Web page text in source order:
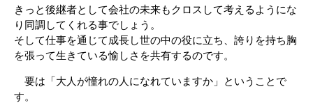
きっと後継者として会社の未来もクロスして考えるようにな
り同調してくれる事でしょう。
そして仕事を通じて成長し世の中の役に立ち、誇りを持ち胸
を張って生きている愉しさを共有するのです。
要は「大人が憧れの人になれていますか」ということで
す。